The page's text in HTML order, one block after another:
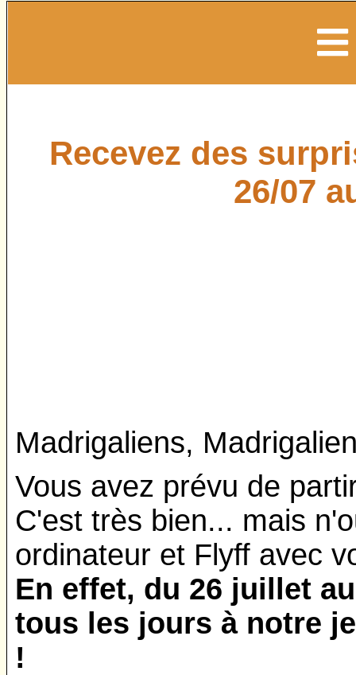
Recevez des
26/07
Madrigaliens,
Vous avez prévu de
C'est très bien... mais
ordinateur et Flyff avec
En effet, du 26 juillet
tous les jours à notre
!